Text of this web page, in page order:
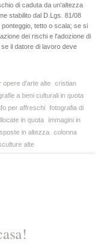
di caduta da un'altezza
stabilito dal D.Lgs. 81/08
tetto o scala; se si
dei rischi e l'adozione di
il datore di lavoro deve
opere d'arte alte cristian
a beni culturali in quota
per affreschi fotografia di
in quota immagini in
in altezza colonna
alte